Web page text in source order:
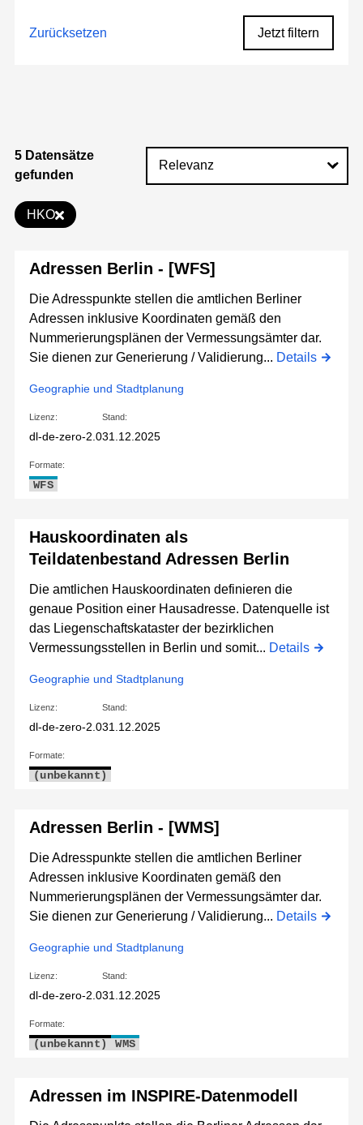
Zurücksetzen Jetzt filtern
5 Datensätze
gefunden
HKO
Adressen Berlin - [WFS]
Die Adresspunkte stellen die amtlichen Berliner
Adressen inklusive Koordinaten gemäß den
Nummerierungsplänen der Vermessungsämter dar.
Sie dienen zur Generierung / Validierung... Details
Geographie und Stadtplanung
Lizenz:
dl-de-zero-2.0
Stand:
31.12.2025
Formate:
WFS
Hauskoordinaten als
Teildatenbestand Adressen Berlin
Die amtlichen Hauskoordinaten definieren die
genaue Position einer Hausadresse. Datenquelle ist
das Liegenschaftskataster der bezirklichen
Vermessungsstellen in Berlin und somit... Details
Geographie und Stadtplanung
Lizenz:
dl-de-zero-2.0
Stand:
31.12.2025
Formate:
(unbekannt)
Adressen Berlin - [WMS]
Die Adresspunkte stellen die amtlichen Berliner
Adressen inklusive Koordinaten gemäß den
Nummerierungsplänen der Vermessungsämter dar.
Sie dienen zur Generierung / Validierung... Details
Geographie und Stadtplanung
Lizenz:
dl-de-zero-2.0
Stand:
31.12.2025
Formate:
(unbekannt) WMS
Adressen im INSPIRE-Datenmodell